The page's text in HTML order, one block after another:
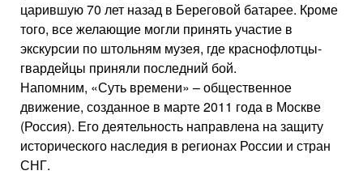
царившую 70 лет назад в Береговой батарее. Кроме
того, все желающие могли принять участие в
экскурсии по штольням музея, где краснофлотцы-
гвардейцы приняли последний бой.
Напомним, «Суть времени» – общественное
движение, созданное в марте 2011 года в Москве
(Россия). Его деятельность направлена на защиту
исторического наследия в регионах России и стран
СНГ.